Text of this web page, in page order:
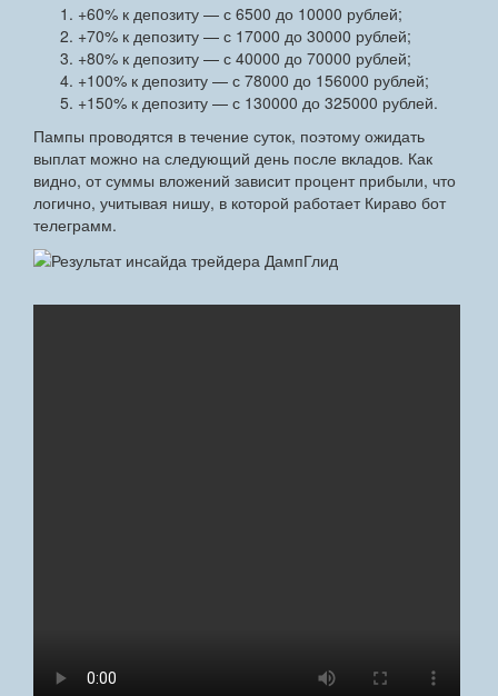
+60% к депозиту — с 6500 до 10000 рублей;
+70% к депозиту — с 17000 до 30000 рублей;
+80% к депозиту — с 40000 до 70000 рублей;
+100% к депозиту — с 78000 до 156000 рублей;
+150% к депозиту — с 130000 до 325000 рублей.
Пампы проводятся в течение суток, поэтому ожидать
выплат можно на следующий день после вкладов. Как
видно, от суммы вложений зависит процент прибыли, что
логично, учитывая нишу, в которой работает Кираво бот
телеграмм.